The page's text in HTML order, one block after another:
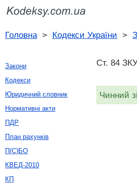
Головна> Кодекси України >
Ст. 84
Чинний
Закони
Кодекси
Юридичний словник
Нормативні акти
ПДР
План рахунків
П(С)БО
КВЕД-2010
КП